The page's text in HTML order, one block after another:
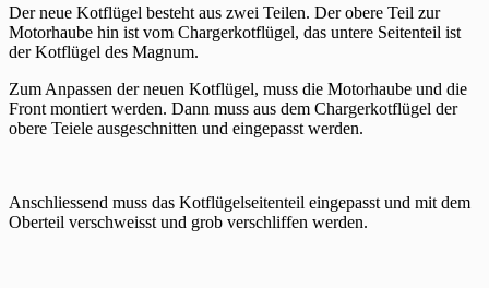
Der neue Kotflügel besteht aus zwei Teilen. Der obere Teil zur
Motorhaube hin ist vom Chargerkotflügel, das untere Seitenteil ist
der Kotflügel des Magnum.
Zum Anpassen der neuen Kotflügel, muss die Motorhaube und die
Front montiert werden. Dann muss aus dem Chargerkotflügel der
obere Teiele ausgeschnitten und eingepasst werden.
Anschliessend muss das Kotflügelseitenteil eingepasst und mit dem
Oberteil verschweisst und grob verschliffen werden.